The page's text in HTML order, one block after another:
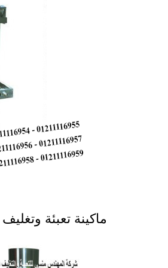
ماكينة تعبئة وتغليف أكياس